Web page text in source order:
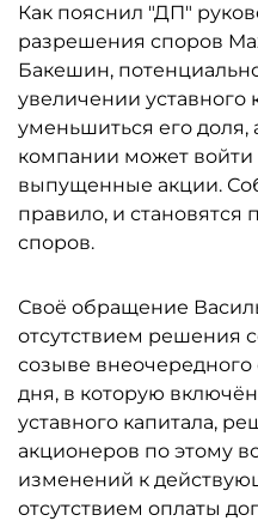
Как пояснил "ДП"
разрешения споров
Бакешин,
увеличении уставного
уменьшиться его доля,
компании может
выпущенные акции.
правило, и
споров.
Своё обращение
отсутствием решения
созыве внеочередного
дня, в которую
уставного капитала,
акционеров по этому
изменений к
отсутствием оплаты